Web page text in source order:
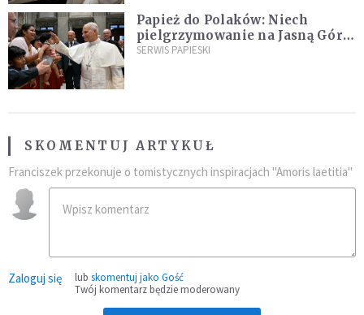
Papież do Polaków: Niech
pielgrzymowanie na Jasną Górę
umocni wiarę i nadzieję
SERWIS PAPIESKI
SKOMENTUJ ARTYKUŁ
Franciszek przekonuje o tomistycznych inspiracjach "Amoris laetitia"
Zaloguj się lub skomentuj jako Gość
Twój komentarz będzie moderowany